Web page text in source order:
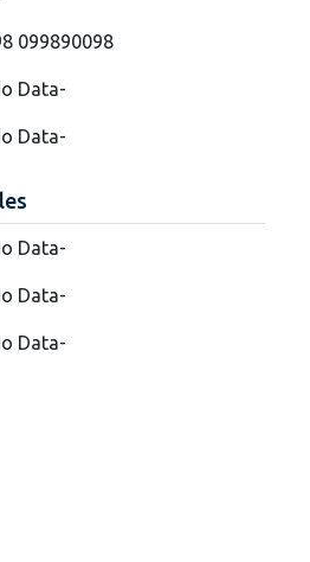
099890098
Data-
Data-
Data-
Data-
Data-